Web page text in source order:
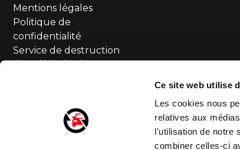
Ce site web utilise
Les cookies nous
relatives aux
l'utilisation de notre
combiner celles-ci
Mentions légales
Politique de
confidentialité
Service de destruction
des véhicules hors
SAV et Retour
Partenaires
Accessibilité numérique